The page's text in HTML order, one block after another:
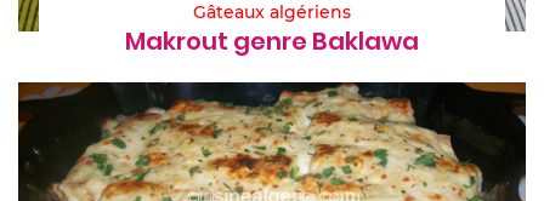
Gâteaux algériens
Makrout genre Baklawa